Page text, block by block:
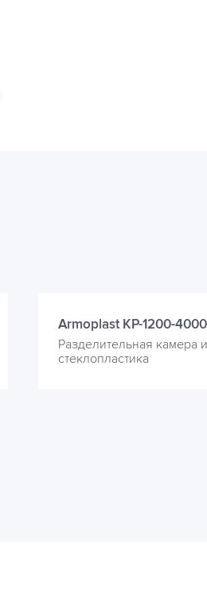
Armoplast KP-1200-4000
Разделительная камера
стеклопластика